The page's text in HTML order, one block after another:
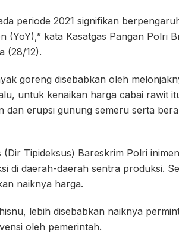
periode 2021 signifikan
(YoY),” kata Kasatgas Pangan Polri
(28/12).
goreng disebabkan oleh
untuk kenaikan harga cabai rawit
dan erupsi gunung semeru serta
Tipideksus) Bareskrim Polri
di daerah-daerah sentra produksi.
naiknya harga.
lebih disebabkan naiknya
oleh pemerintah.